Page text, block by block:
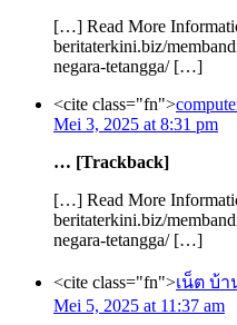
[…] Read More
beritaterkini.biz/
negara-tetangga/ […]
<cite class="fn">
Mei 3, 2025 at 8:31 pm
… [Trackback]
[…] Read More
beritaterkini.biz/
negara-tetangga/ […]
<cite class="fn">เน็ต บ้า
Mei 5, 2025 at 11:37 am